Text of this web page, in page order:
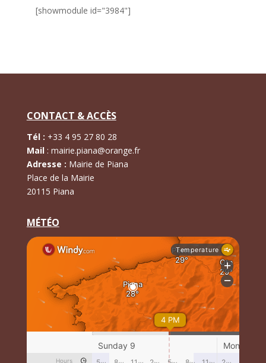
[showmodule id="3984"]
CONTACT & ACCÈS
Tél : +33 4 95 27 80 28
Mail: mairie.piana@orange.fr
Adresse : Mairie de Piana
Place de la Mairie
20115 Piana
MÉTÉO